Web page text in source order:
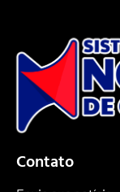
Contato